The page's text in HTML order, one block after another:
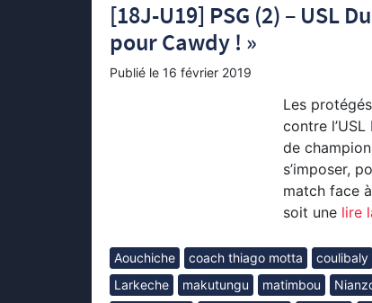
[18J-U19] PSG (2) – USL
pour Cawdy ! »
Publié le 16 février 2019
Les
contre
de
s’imposer,
match face
soit unelire
Aouchiche coach thiago motta coulibaly
Larkeche
makutungu matimbou